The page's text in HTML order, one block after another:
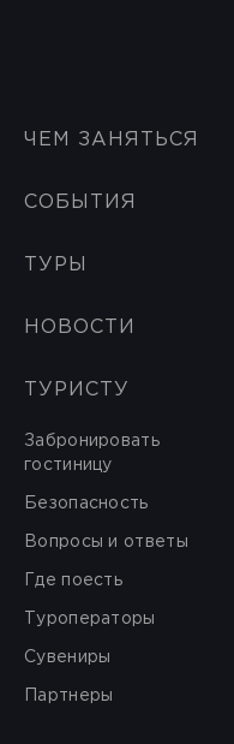
ЧЕМ ЗАНЯТЬСЯ
СОБЫТИЯ
ТУРЫ
НОВОСТИ
ТУРИСТУ
Забронировать
гостиницу
Безопасность
Вопросы и ответы
Где поесть
Туроператоры
Сувениры
Партнеры